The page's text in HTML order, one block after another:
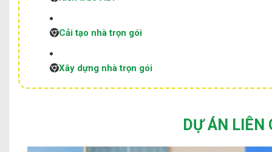
Cải tạo nhà trọn gói
Xây dựng nhà trọn gói
DỰ ÁN LIÊN